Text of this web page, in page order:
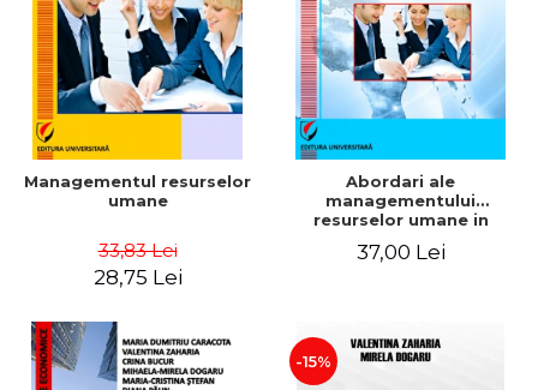
Managementul resurselor
umane
33,83 Lei
28,75 Lei
Abordari ale
managementului
resurselor umane in
37,00 Lei
-15%